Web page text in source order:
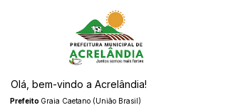
Prefeito Graia Caetano (União Brasil)
Olá, bem-vindo a Acrelândia!